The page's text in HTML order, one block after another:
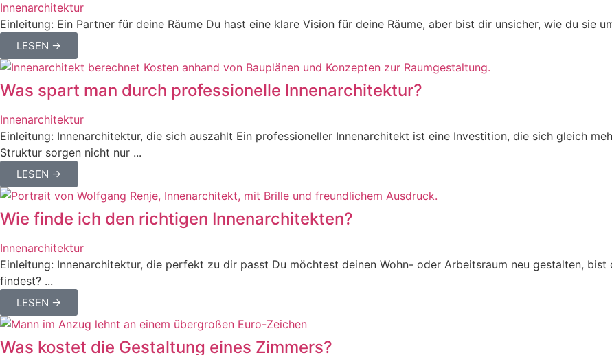
Innenarchitektur
Einleitung: Ein Partner für deine Räume Du hast eine klare Vision für deine Räume, aber bist dir unsicher, wie du sie
LESEN →
Was spart man durch professionelle Innenarchitektur?
Innenarchitektur
Einleitung: Innenarchitektur, die sich auszahlt Ein professioneller Innenarchitekt ist eine Investition, die sich gleich
Struktur sorgen nicht nur ...
LESEN →
Wie finde ich den richtigen Innenarchitekten?
Innenarchitektur
Einleitung: Innenarchitektur, die perfekt zu dir passt Du möchtest deinen Wohn- oder Arbeitsraum neu gestalten,
findest? ...
LESEN →
Was kostet die Gestaltung eines Zimmers?